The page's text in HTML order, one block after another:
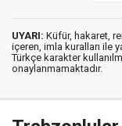
UYARI: Küfür, hakaret,
içeren, imla kuralları ile
Türkçe karakter
onaylanmamaktadır.